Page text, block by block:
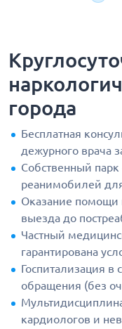
города
Бесплатная
дежурного врача
Собственный
реанимобилей
Оказание помощи
выезда до
Частный
гарантирована
Госпитализация в
обращения (без
кардиологов и